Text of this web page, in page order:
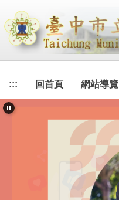
到
主
要
內
區
::: 回首頁 網站導覽